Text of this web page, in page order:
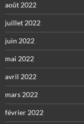
août 2022
juillet 2022
juin 2022
mai 2022
avril 2022
mars 2022
février 2022